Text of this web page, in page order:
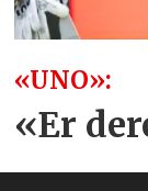
«UNO»:
«Er